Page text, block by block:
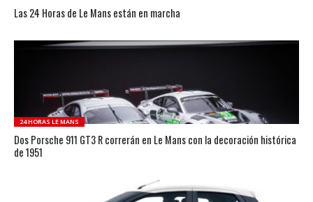
Las 24 Horas de Le Mans están en marcha
24 HORAS LE MANS
Dos Porsche 911 GT3 R correrán en Le Mans con la decoración histórica
de 1951